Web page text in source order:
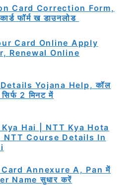
Card Correction Form,
फॉर्म ख डाउनलोड
Card Online Apply
Renewal Online
Yojana Help, कॉल
2 मिनट में
Kya Hai | NTT Kya Hota
NTT Course Details In
Card Annexure A, Pan में
Name सुधार करें